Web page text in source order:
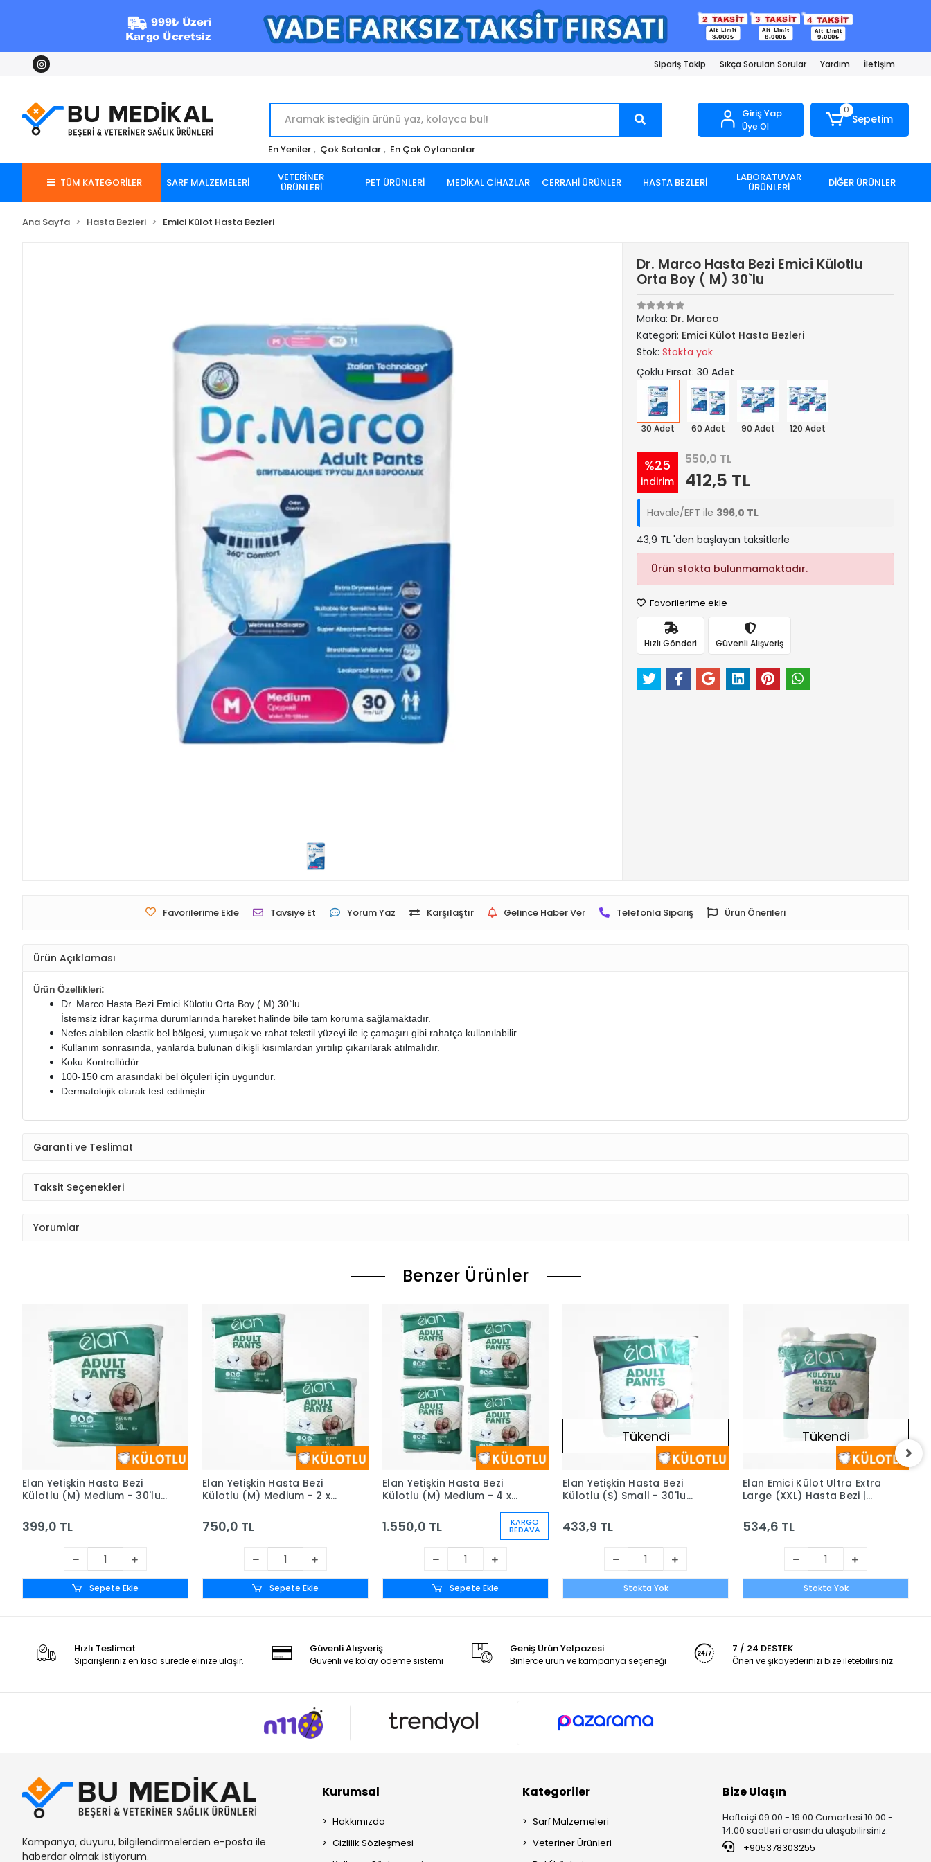
Sipariş Takip Sıkça Sorulan Sorular Yardım İletişim
En Yeniler , Çok Satanlar , En Çok Oylananlar
Giriş Yap
Üye Ol
0
Sepetim
TÜM KATEGORİLER SARF MALZEMELERİ VETERİNER
ÜRÜNLERİ PET ÜRÜNLERİ MEDİKAL CİHAZLAR CERRAHİ ÜRÜNLER HASTA BEZLERİ LABORATUVAR
ÜRÜNLERİ DİĞER ÜRÜNLER
Ana Sayfa Hasta Bezleri Emici Külot Hasta Bezleri
Dr. Marco Hasta Bezi Emici Külotlu
Orta Boy ( M) 30`lu
Marka: Dr. Marco
Kategori: Emici Külot Hasta Bezleri
Stok:Stokta yok
Çoklu Fırsat: 30 Adet
30 Adet 60 Adet 90 Adet 120 Adet
%25
indirim
550,0 TL
412,5 TL
Havale/EFT ile 396,0 TL
43,9 TL 'den başlayan taksitlerle
Ürün stokta bulunmamaktadır.
Favorilerime ekle
Hızlı Gönderi Güvenli Alışveriş
Favorilerime Ekle Tavsiye Et Yorum Yaz Karşılaştır Gelince Haber Ver Telefonla Sipariş Ürün Önerileri
Ürün Açıklaması
Ürün Özellikleri:
Dr. Marco Hasta Bezi Emici Külotlu Orta Boy ( M) 30`lu
İstemsiz idrar kaçırma durumlarında hareket halinde bile tam koruma sağlamaktadır.
Nefes alabilen elastik bel bölgesi, yumuşak ve rahat tekstil yüzeyi ile iç çamaşırı gibi rahatça kullanılabilir
Kullanım sonrasında, yanlarda bulunan dikişli kısımlardan yırtılıp çıkarılarak atılmalıdır.
Koku Kontrollüdür.
100-150 cm arasındaki bel ölçüleri için uygundur.
Dermatolojik olarak test edilmiştir.
Garanti ve Teslimat
Taksit Seçenekleri
Yorumlar
Benzer Ürünler
Elan Yetişkin Hasta Bezi
Külotlu (M) Medium - 30'lu
399,0 TL
Sepete Ekle
Elan Yetişkin Hasta Bezi
Külotlu (M) Medium - 2 x
750,0 TL
Sepete Ekle
Elan Yetişkin Hasta Bezi
Külotlu (M) Medium - 4 x
1.550,0 TL KARGO
BEDAVA
Sepete Ekle
Tükendi
Elan Yetişkin Hasta Bezi
Külotlu (S) Small - 30'lu
433,9 TL
Stokta Yok
Tükendi
Elan Emici Külot Ultra Extra
Large (XXL) Hasta Bezi |
534,6 TL
Stokta Yok
Hızlı Teslimat
Siparişleriniz en kısa sürede elinize ulaşır.
Güvenli Alışveriş
Güvenli ve kolay ödeme sistemi
Geniş Ürün Yelpazesi
Binlerce ürün ve kampanya seçeneği
7 / 24 DESTEK
Öneri ve şikayetlerinizi bize iletebilirsiniz.
Kampanya, duyuru, bilgilendirmelerden e-posta ile
haberdar olmak istiyorum.
Kurumsal
Hakkımızda
Gizlilik Sözleşmesi
Kategoriler
Sarf Malzemeleri
Veteriner Ürünleri
Bize Ulaşın
Haftaiçi 09:00 - 19:00 Cumartesi 10:00 -
14:00 saatleri arasında ulaşabilirsiniz.
+905378303255